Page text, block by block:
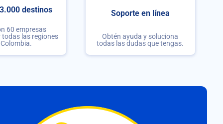
destinos
60 empresas
todas las regiones
Soporte en línea
Obtén ayuda y soluciona
todas las dudas que tengas.